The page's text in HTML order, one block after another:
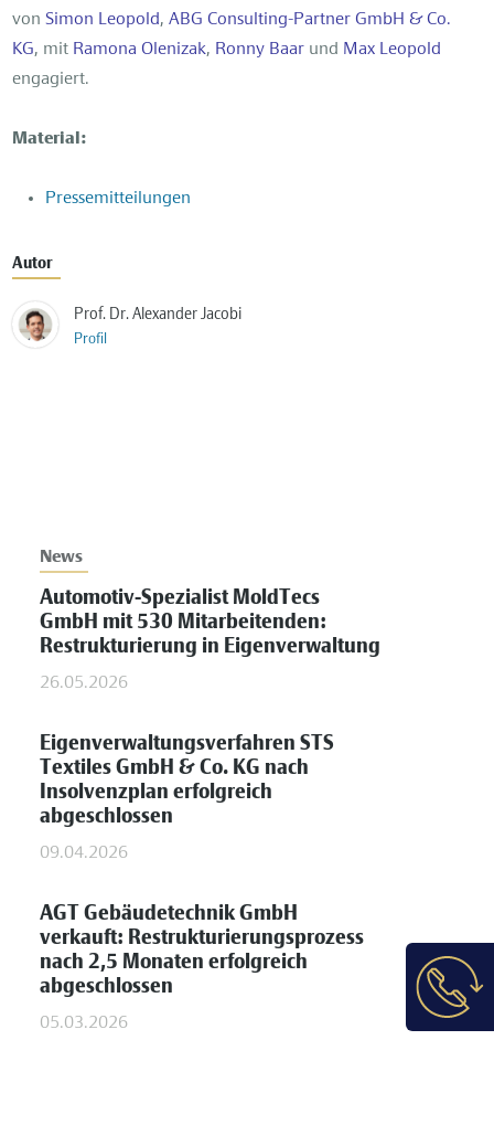
vonSimon Leopold,ABG Consulting-Partner GmbH & Co.
KG, mit Ramona Olenizak, Ronny Baar und Max Leopold
engagiert.
Material:
Pressemitteilungen
Autor
Prof. Dr. Alexander Jacobi
Profil
News
Automotiv-Spezialist MoldTecs
GmbH mit 530 Mitarbeitenden:
Restrukturierung in Eigenverwaltung
26.05.2026
Eigenverwaltungsverfahren STS
Textiles GmbH & Co. KG nach
Insolvenzplan erfolgreich
abgeschlossen
09.04.2026
AGT Gebäudetechnik GmbH
verkauft: Restrukturierungsprozess
nach 2,5 Monaten erfolgreich
abgeschlossen
05.03.2026